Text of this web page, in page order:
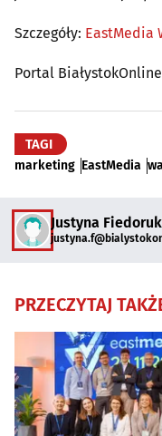
Szczegóły: EastMedia
Portal
TAGI
marketing EastMedia
Justyna Fiedoruk
PRZECZYTAJ